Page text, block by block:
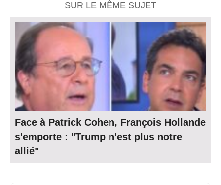
SUR LE MÊME SUJET
Face à Patrick Cohen, François Hollande
s'emporte : "Trump n'est plus notre
allié"